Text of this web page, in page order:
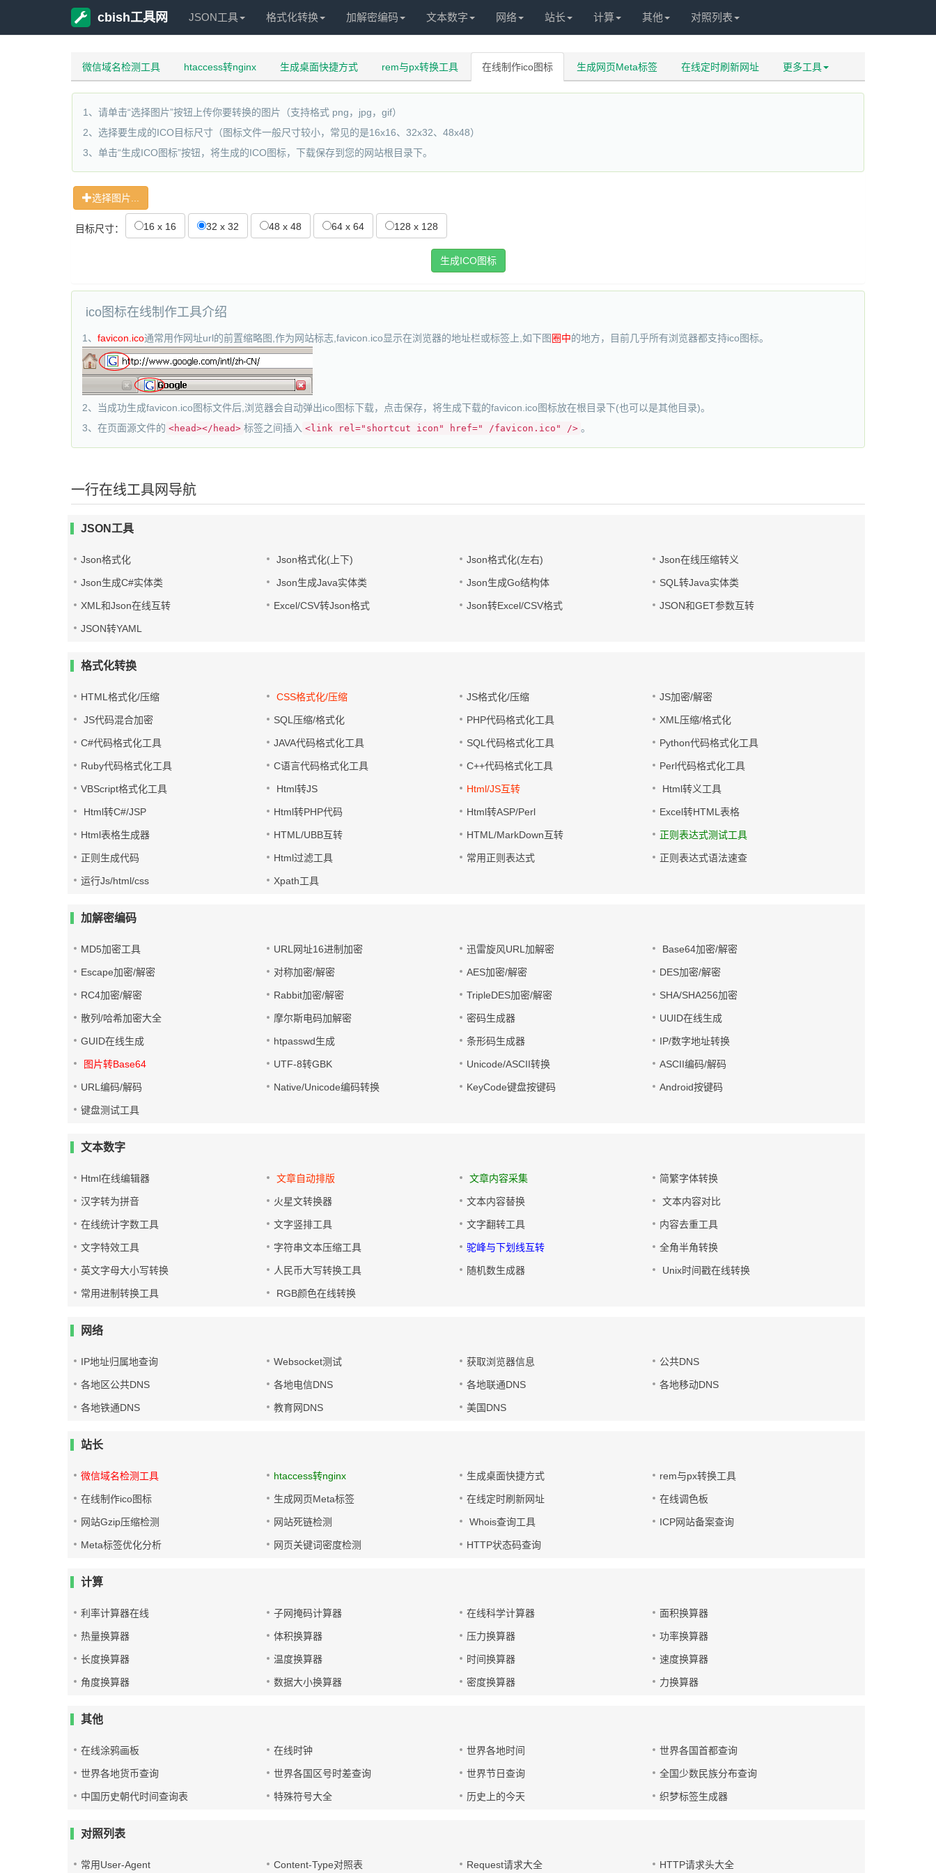
cbish工具网 JSON工具 格式化转换 加解密编码 文本数字 网络 站长 计算 其他 对照列表
微信域名检测工具 htaccess转nginx 生成桌面快捷方式 rem与px转换工具 在线制作ico图标 生成网页Meta标签 在线定时刷新网址 更多工具
1、请单击“选择图片”按钮上传你要转换的图片（支持格式 png，jpg，gif）
2、选择要生成的ICO目标尺寸（图标文件一般尺寸较小，常见的是16x16、32x32、48x48）
3、单击“生成ICO图标”按钮，将生成的ICO图标，下载保存到您的网站根目录下。
选择图片...
目标尺寸： 16 x 16 32 x 32 48 x 48 64 x 64 128 x 128
ico图标在线制作工具介绍
1、 favicon.ico通常用作网址url的前置缩略图,作为网站标志,favicon.ico显示在浏览器的地址栏或标签上,如下图 圈中的地方，目前几乎所有浏览器都支持ico图标。
2、当成功生成favicon.ico图标文件后,浏览器会自动弹出ico图标下载，点击保存，将生成下载的favicon.ico图标放在根目录下(也可以是其他目录)。
3、在页面源文件的 <head></head> 标签之间插入 <link rel="shortcut icon" href=" /favicon.ico" /> 。
一行在线工具网导航
JSON工具
Json格式化 Json格式化(上下) Json格式化(左右) Json在线压缩转义
Json生成C#实体类 Json生成Java实体类 Json生成Go结构体 SQL转Java实体类
XML和Json在线互转 Excel/CSV转Json格式 Json转Excel/CSV格式 JSON和GET参数互转
JSON转YAML
格式化转换
HTML格式化/压缩 CSS格式化/压缩 JS格式化/压缩 JS加密/解密
JS代码混合加密 SQL压缩/格式化 PHP代码格式化工具 XML压缩/格式化
C#代码格式化工具 JAVA代码格式化工具 SQL代码格式化工具 Python代码格式化工具
Ruby代码格式化工具 C语言代码格式化工具 C++代码格式化工具 Perl代码格式化工具
VBScript格式化工具 Html转JS Html/JS互转 Html转义工具
Html转C#/JSP Html转PHP代码 Html转ASP/Perl Excel转HTML表格
Html表格生成器 HTML/UBB互转 HTML/MarkDown互转 正则表达式测试工具
正则生成代码 Html过滤工具 常用正则表达式 正则表达式语法速查
运行Js/html/css Xpath工具
加解密编码
MD5加密工具 URL网址16进制加密 迅雷旋风URL加解密 Base64加密/解密
Escape加密/解密 对称加密/解密 AES加密/解密 DES加密/解密
RC4加密/解密 Rabbit加密/解密 TripleDES加密/解密 SHA/SHA256加密
散列/哈希加密大全 摩尔斯电码加解密 密码生成器 UUID在线生成
GUID在线生成 htpasswd生成 条形码生成器 IP/数字地址转换
图片转Base64 UTF-8转GBK Unicode/ASCII转换 ASCII编码/解码
URL编码/解码 Native/Unicode编码转换 KeyCode键盘按键码 Android按键码
键盘测试工具
文本数字
Html在线编辑器 文章自动排版 文章内容采集 简繁字体转换
汉字转为拼音 火星文转换器 文本内容替换 文本内容对比
在线统计字数工具 文字竖排工具 文字翻转工具 内容去重工具
文字特效工具 字符串文本压缩工具 驼峰与下划线互转 全角半角转换
英文字母大小写转换 人民币大写转换工具 随机数生成器 Unix时间戳在线转换
常用进制转换工具 RGB颜色在线转换
网络
IP地址归属地查询 Websocket测试 获取浏览器信息 公共DNS
各地区公共DNS 各地电信DNS 各地联通DNS 各地移动DNS
各地铁通DNS 教育网DNS 美国DNS
站长
微信域名检测工具 htaccess转nginx 生成桌面快捷方式 rem与px转换工具
在线制作ico图标 生成网页Meta标签 在线定时刷新网址 在线调色板
网站Gzip压缩检测 网站死链检测 Whois查询工具 ICP网站备案查询
Meta标签优化分析 网页关键词密度检测 HTTP状态码查询
计算
利率计算器在线 子网掩码计算器 在线科学计算器 面积换算器
热量换算器 体积换算器 压力换算器 功率换算器
长度换算器 温度换算器 时间换算器 速度换算器
角度换算器 数据大小换算器 密度换算器 力换算器
其他
在线涂鸦画板 在线时钟 世界各地时间 世界各国首都查询
世界各地货币查询 世界各国区号时差查询 世界节日查询 全国少数民族分布查询
中国历史朝代时间查询表 特殊符号大全 历史上的今天 织梦标签生成器
对照列表
常用User-Agent Content-Type对照表 Request请求大全 HTTP请求头大全